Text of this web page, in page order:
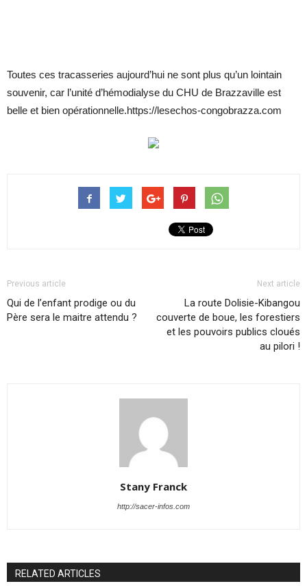
Toutes ces tracasseries aujourd’hui ne sont plus qu’un lointain
souvenir, car l’unité d’hémodialyse du CHU de Brazzaville est
belle et bien opérationnelle.https://lesechos-congobrazza.com
Previous article
Qui de l’enfant prodige ou du
Père sera le maitre attendu ?
Next article
La route Dolisie-Kibangou
couverte de boue, les forestiers
et les pouvoirs publics cloués
au pilori !
Stany Franck
http://sacer-infos.com
RELATED ARTICLES